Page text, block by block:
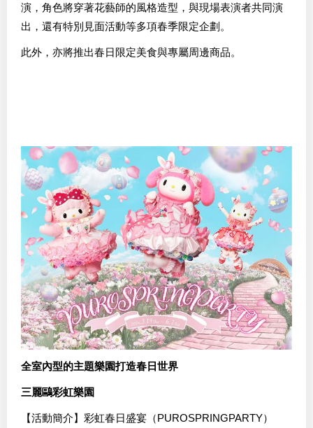
演，角色將穿著花藝師的風格造型，與現場表演者共同演
出，還有特別見面活動等多項春季限定企劃。
此外，亦將推出春日限定美食與專屬周邊商品。
全室內型的主題樂園打造春日世界
三麗鷗彩虹樂園
【活動簡介】彩虹春日盛宴（PUROSPRINGPARTY）